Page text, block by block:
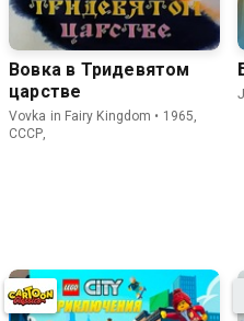
Вовка в Тридевятом
царстве
Vovka in Fairy Kingdom • 1965,
СССР,